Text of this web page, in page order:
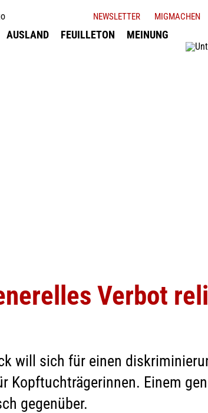
AUSLAND FEUILLETON MEINUNG
NEWSLETTER MIGMACHEN
Verbot
will sich für einen
Kopftuchträgerinnen. Einem
gegenüber.